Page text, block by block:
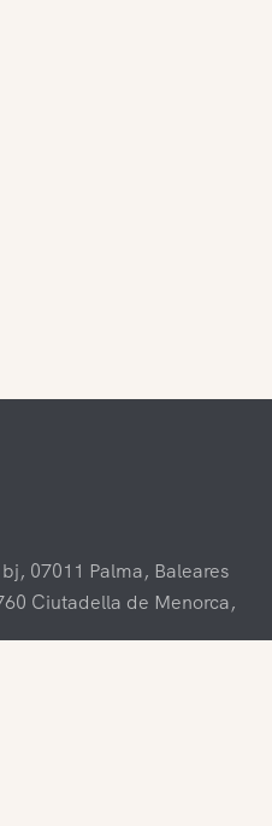
07011 Palma, Baleares
Ciutadella de Menorca,